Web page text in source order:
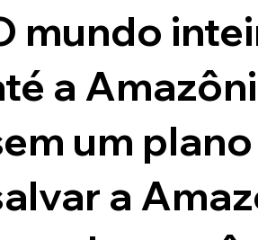
mundo
a
um
a